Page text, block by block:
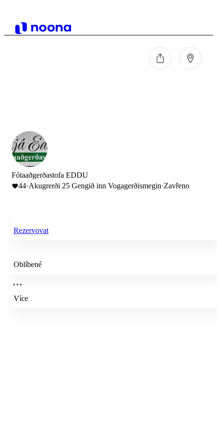
Fótaaðgerðastofa EDDU
44·Akugrerði 25 Gengið inn Vogagerðismegin·Zavřeno
Rezervovat
Oblíbené
Více